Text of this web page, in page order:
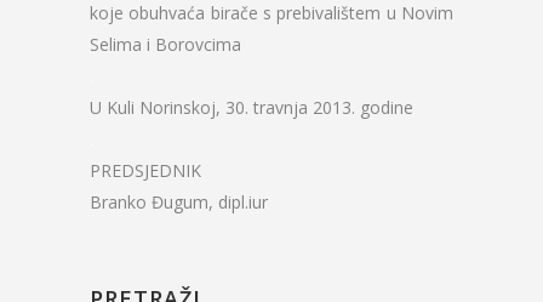
koje obuhvaća birače s prebivalištem u Novim
Selima i Borovcima
U Kuli Norinskoj, 30. travnja 2013. godine
PREDSJEDNIK
Branko Đugum, dipl.iur